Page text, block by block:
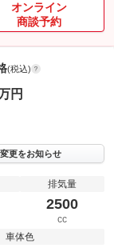
オンライン
商談予約
(税込)
円
更をお知らせ
排気量
2500
cc
車体色